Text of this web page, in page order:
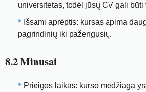
universitetas, todėl jūsų CV gali būti
Išsami aprėptis: kursas apima
pagrindinių iki pažengusių.
8.2 Minusai
Prieigos laikas: kurso medžiaga